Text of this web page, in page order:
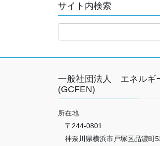
サイト内検索
一般社団法人 エネルギ
(GCFEN)
所在地
〒244-0801
神奈川県横浜市戸塚区品濃町